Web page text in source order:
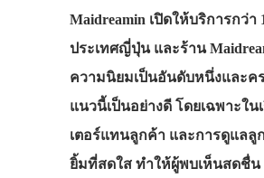
Maidreamin เปิดให้บริการกว่า
ประเทศญี่ปุ่น และร้าน
ความนิยมเป็นอันดับหนึ่งและค
แนวนี้เป็นอย่างดี โดยเฉพาะใน
เตอร์แทนลูกค้า และการดูแลลู
ยิ้มที่สดใส ทำให้ผู้พบเห็นสดชื่น
ร
เ
ทั
ที่
ส